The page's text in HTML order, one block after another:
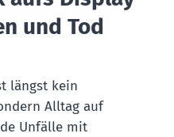
und Tod
längst kein
Alltag auf
Unfälle mit